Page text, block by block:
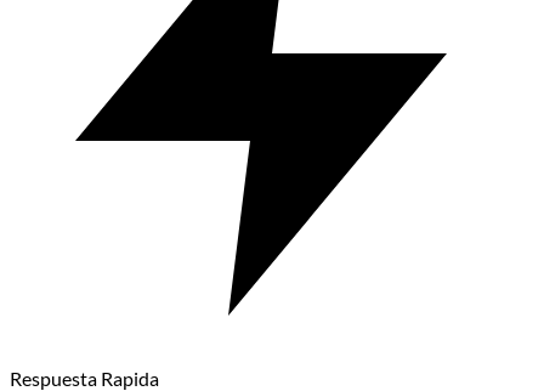
Respuesta Rapida